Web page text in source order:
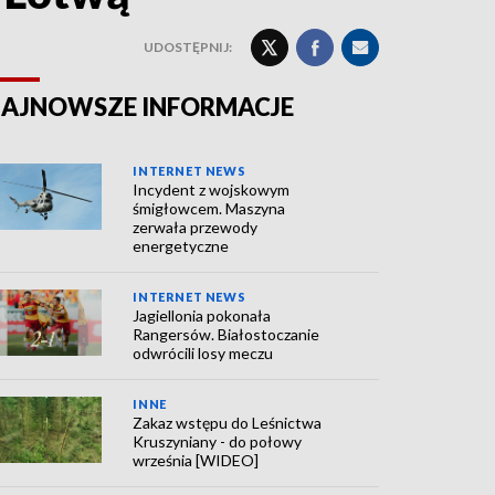
UDOSTĘPNIJ:
INFORMACJE
INTERNET NEWS
Incydent z wojskowym
śmigłowcem. Maszyna
zerwała przewody
energetyczne
INTERNET NEWS
Jagiellonia pokonała
Rangersów. Białostoczanie
odwrócili losy meczu
INNE
Zakaz wstępu do Leśnictwa
Kruszyniany - do połowy
września [WIDEO]